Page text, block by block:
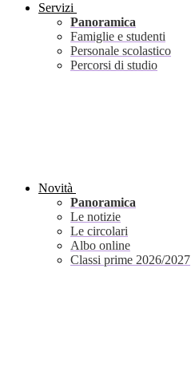
Servizi
Panoramica
Famiglie e studenti
Personale scolastico
Percorsi di studio
Novità
Panoramica
Le notizie
Le circolari
Albo online
Classi prime 2026/2027